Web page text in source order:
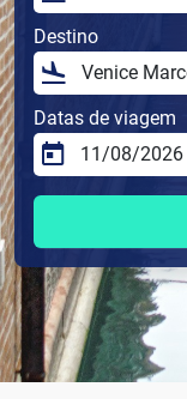
Destino
Datas de viagem